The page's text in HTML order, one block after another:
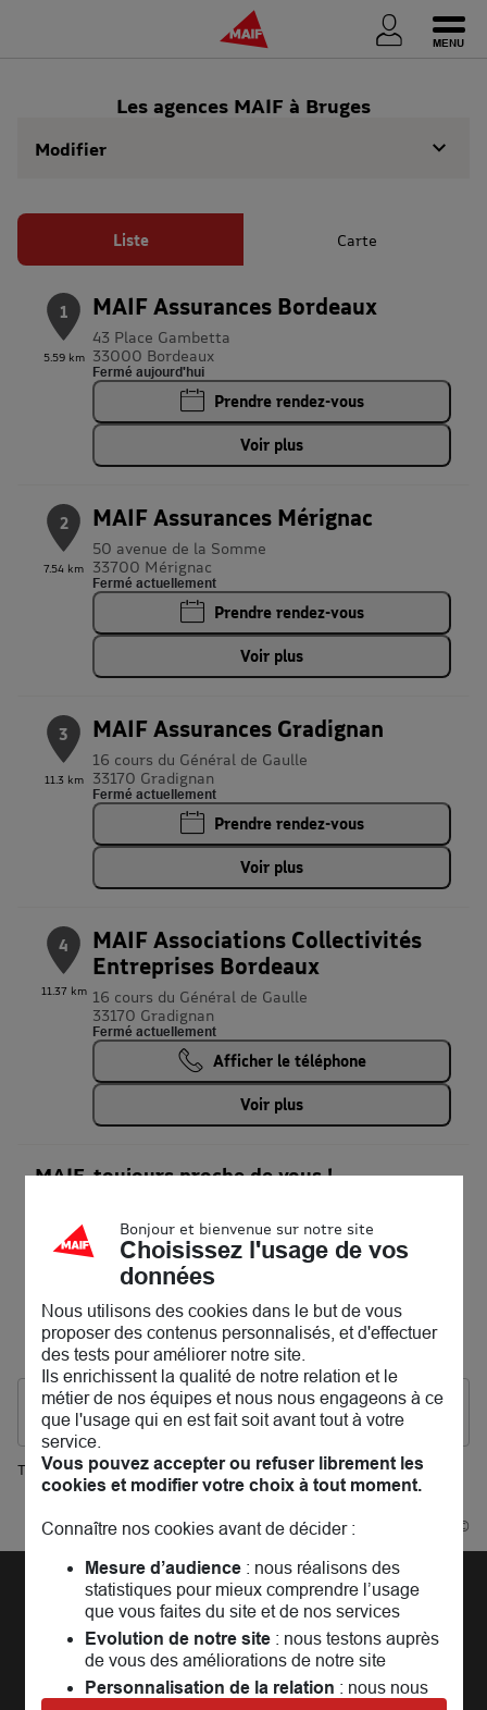
Les agences MAIF à Bruges
Modifier
Liste Carte
1
5.59 km
MAIF Assurances Bordeaux
43 Place Gambetta
33000 Bordeaux
Fermé aujourd'hui
Prendre rendez-vous
Voir plus
2
7.54 km
MAIF Assurances Mérignac
50 avenue de la Somme
33700 Mérignac
Fermé actuellement
Prendre rendez-vous
Voir plus
3
11.3 km
MAIF Assurances Gradignan
16 cours du Général de Gaulle
33170 Gradignan
Fermé actuellement
Prendre rendez-vous
Voir plus
4
11.37 km
MAIF Associations Collectivités
Entreprises Bordeaux
16 cours du Général de Gaulle
33170 Gradignan
Fermé actuellement
Afficher le téléphone
Voir plus
MAIF, toujours proche de vous !
Bienvenue chez nous, découvrez vos agences MAIF à
Bruges! Assurance auto, assurance habitation, assurance
vie, assurance pro…l'équipe MAIF de Bruges vous
accueille et étudie avec vous la solution qui vous convient
entraide, environnement et prévention.
Notre but : vous accompagner au quotidien. En attendant
vous pouvez consulter lesavis clients
Les agences MAIF dans les villes à proximité
Trouver une agence MAIF
Bruges
Powered by evermaps ©
Découvrir la MAIF
L'Entreprise
MAIF Recrute
Espace presse
Pages les plus consultées
Assurance auto
Nos conseils
Bonjour et bienvenue sur notre site
Choisissez l'usage de vos
données
Nous utilisons des cookies dans le but de vous
proposer des contenus personnalisés, et d'effectuer
des tests pour améliorer notre site.
Ils enrichissent la qualité de notre relation et le
métier de nos équipes et nous nous engageons à ce
que l'usage qui en est fait soit avant tout à votre
service.
Vous pouvez accepter ou refuser librement les
cookies et modifier votre choix à tout moment.
Connaître nos cookies avant de décider :
Mesure d’audience: nous réalisons des
statistiques pour mieux comprendre l’usage
que vous faites du site et de nos services
Evolution de notre site: nous testons auprès
de vous des améliorations de notre site
Personnalisation de la relation : nous nous